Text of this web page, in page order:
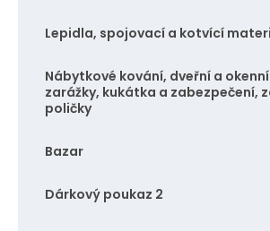
Lepidla, spojovací a kotvící
Nábytkové kování, dveřní a okenní
zarážky, kukátka a zabezpečení,
poličky
Bazar
Dárkový poukaz 2